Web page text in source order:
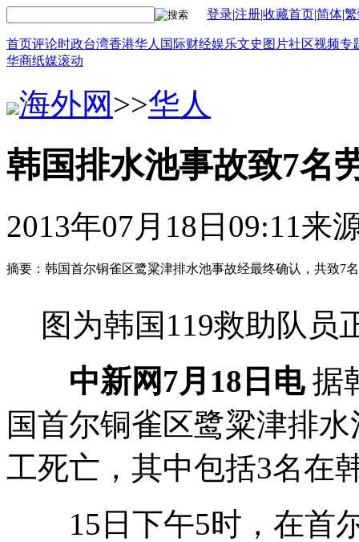
登录|注册|收藏首页|简体|
首页评论时政台湾香港华人 国际财经娱乐文史 图片社区视频专
华商纸媒滚动
海外网 >>华人
韩国排水池事故致7名
2013年07月18日09:11来
摘要：韩国首尔铜雀区鹭粱津排水池事故经最终确认，共致7
图为韩国119救助队员
中新网7月18日电据
国首尔铜雀区鹭粱津排
工死亡，其中包括3名在
15日下午5时，在首尔